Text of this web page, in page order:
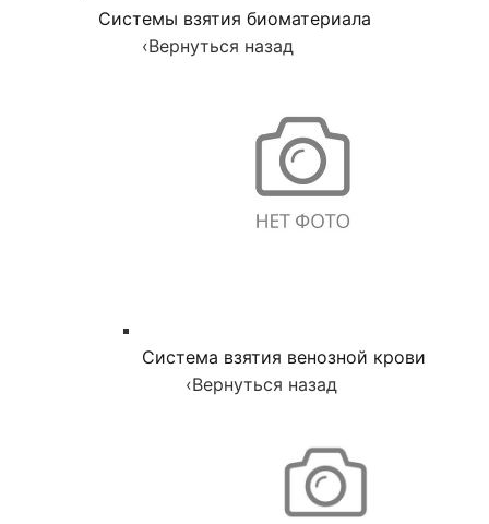
Системы взятия биоматериала
‹Вернуться назад
Система взятия венозной крови
‹Вернуться назад